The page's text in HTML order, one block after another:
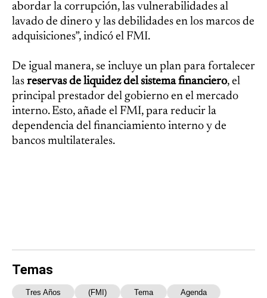
abordar la corrupción, las vulnerabilidades al
lavado de dinero y las debilidades en los marcos de
adquisiciones”, indicó el FMI.
De igual manera, se incluye un plan para fortalecer
las reservas de liquidez del sistema financiero, el
principal prestador del gobierno en el mercado
interno. Esto, añade el FMI, para reducir la
dependencia del financiamiento interno y de
bancos multilaterales.
Temas
Tres Años (FMI) Tema Agenda